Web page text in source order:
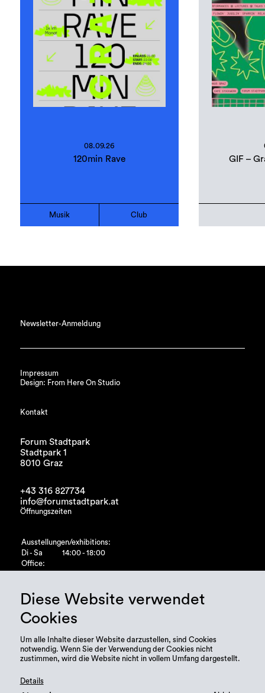
08.09.26
120min Rave
Musik Club
GIF –
Newsletter-Anmeldung
Impressum
Design: From Here On Studio
Kontakt
Forum Stadtpark
Stadtpark 1
8010 Graz
+43 316 827734
info@forumstadtpark.at
Öffnungszeiten
Ausstellungen/exhibitions:
Di - Sa
14:00 - 18:00
Office:
Diese Website verwendet
Cookies
Um alle Inhalte dieser Website darzustellen, sind Cookies
notwendig. Wenn Sie der Verwendung der Cookies nicht
zustimmen, wird die Website nicht in vollem Umfang dargestellt.
Details